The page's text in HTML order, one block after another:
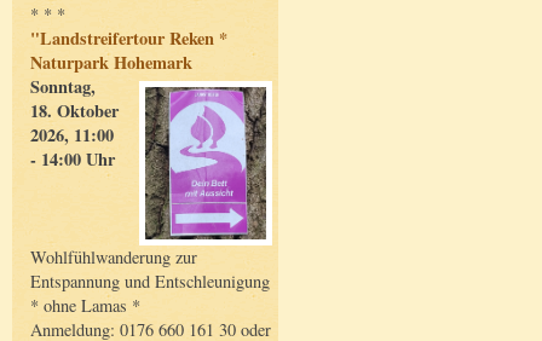
* * *
"Landstreifertour Reken *
Naturpark Hohemark
Sonntag,
18. Oktober
2026, 11:00
- 14:00 Uhr
Wohlfühlwanderung zur
Entspannung und Entschleunigung
* ohne Lamas *
Anmeldung: 0176 660 161 30 oder